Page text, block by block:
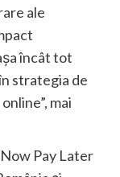
ale
încât tot
strategia de
mai
Pay Later